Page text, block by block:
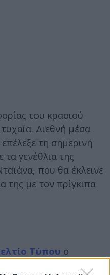
του κρασιού
Διεθνή μέσα
τη σημερινή
γενέθλια της
που θα έκλεινε
της με τον πρίγκιπα
Τύπου ο